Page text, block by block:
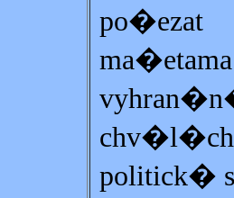
po�ezat
chv�l�ch
politick�